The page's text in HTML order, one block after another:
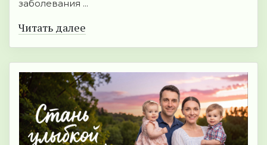
заболевания ...
Читать далее